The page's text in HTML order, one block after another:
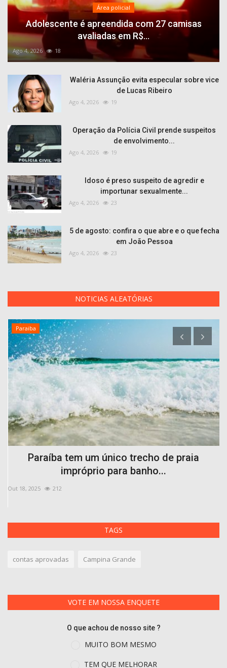
Área policial
Adolescente é apreendida com 27 camisas
avaliadas em R$...
Ago 4, 2026 18
Waléria Assunção evita especular sobre vice
de Lucas Ribeiro
Ago 4, 2026 19
Operação da Polícia Civil prende suspeitos
de envolvimento...
Ago 4, 2026 19
Idoso é preso suspeito de agredir e
importunar sexualmente...
Ago 4, 2026 23
5 de agosto: confira o que abre e o que fecha
em João Pessoa
Ago 4, 2026 23
NOTICIAS ALEATÓRIAS
Paraiba
Paraíba tem um único trecho de praia
impróprio para banho...
Out 18, 2025 212
TAGS
contas aprovadas Campina Grande
VOTE EM NOSSA ENQUETE
O que achou de nosso site ?
MUITO BOM MESMO
TEM QUE MELHORAR